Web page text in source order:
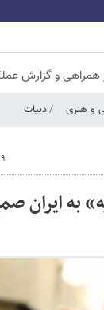
و گزارش
و هنری ادبیات
۱۹
به ایران